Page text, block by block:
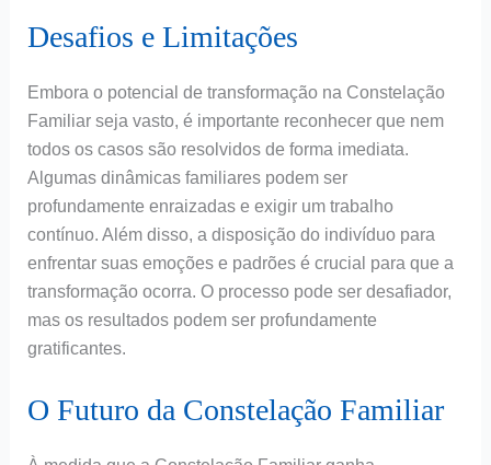
Desafios e Limitações
Embora o potencial de transformação na Constelação
Familiar seja vasto, é importante reconhecer que nem
todos os casos são resolvidos de forma imediata.
Algumas dinâmicas familiares podem ser
profundamente enraizadas e exigir um trabalho
contínuo. Além disso, a disposição do indivíduo para
enfrentar suas emoções e padrões é crucial para que a
transformação ocorra. O processo pode ser desafiador,
mas os resultados podem ser profundamente
gratificantes.
O Futuro da Constelação Familiar